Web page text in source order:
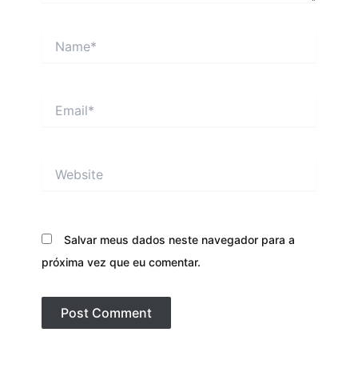
Salvar meus dados neste navegador para a
próxima vez que eu comentar.